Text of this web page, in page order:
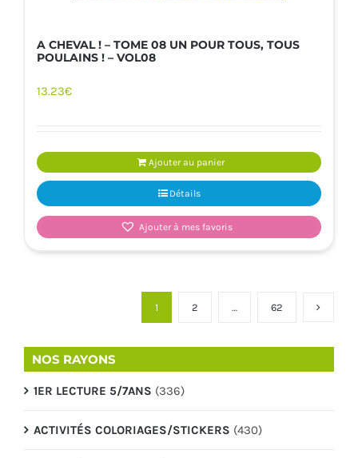
A CHEVAL ! – TOME 08 UN POUR TOUS, TOUS
POULAINS ! – VOL08
13.23€
Ajouter au panier
Détails
Ajouter à mes favoris
1 2 … 62
NOS RAYONS
1ER LECTURE 5/7ANS (336)
ACTIVITÉS COLORIAGES/STICKERS (430)